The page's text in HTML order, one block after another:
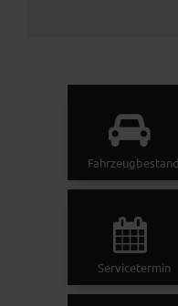
Fahrzeugbestand
Servicetermin